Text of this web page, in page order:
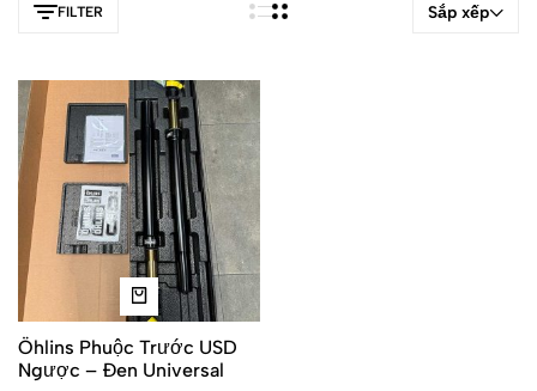
FILTER Sắp xếp
Öhlins Phuộc Trước USD
Ngược – Đen Universal